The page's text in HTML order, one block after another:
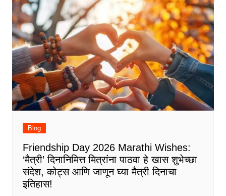
Blog
Friendship Day 2026 Marathi Wishes:
‘मैत्री’ दिनानिमित्त मित्रांना पाठवा हे खास शुभेच्छा
संदेश, कोट्स आणि जाणून घ्या मैत्री दिनाचा
इतिहास!